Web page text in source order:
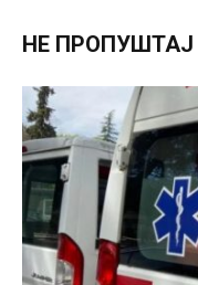
НЕ ПРОПУШТАЈ